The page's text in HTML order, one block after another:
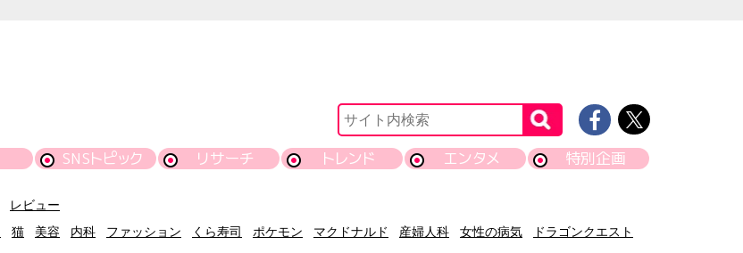
SNSトピック リサーチ トレンド エンタメ 特別企画
レビュー
猫 美容 内科 ファッション くら寿司 ポケモン マクドナルド 産婦人科 女性の病気
ドラゴンクエスト